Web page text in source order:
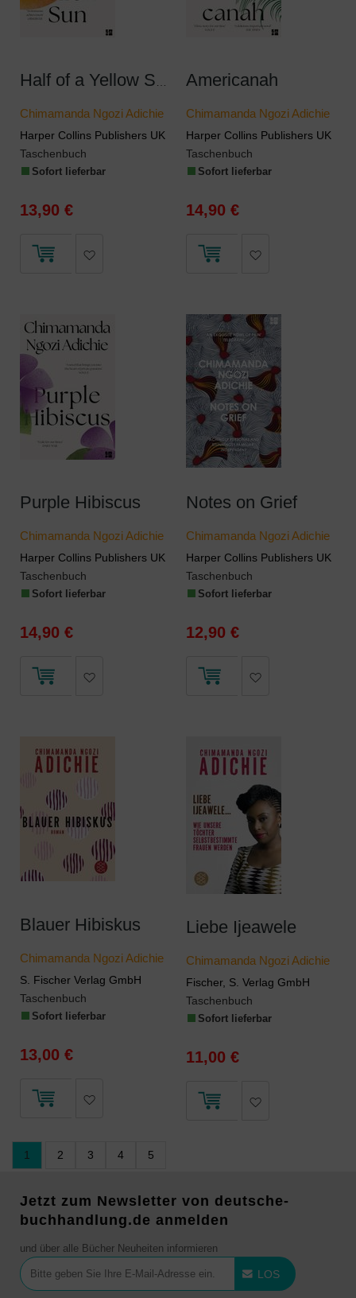
Chimamanda Ngozi Adichie
Harper Collins Publishers UK
Taschenbuch
Sofort lieferbar
13,90 €
Americanah
Chimamanda Ngozi Adichie
Harper Collins Publishers UK
Taschenbuch
Sofort lieferbar
14,90 €
Purple Hibiscus
Chimamanda Ngozi Adichie
Harper Collins Publishers UK
Taschenbuch
Sofort lieferbar
14,90 €
Notes on Grief
Chimamanda Ngozi Adichie
Harper Collins Publishers UK
Taschenbuch
Sofort lieferbar
12,90 €
Blauer Hibiskus
Chimamanda Ngozi Adichie
S. Fischer Verlag GmbH
Taschenbuch
Sofort lieferbar
13,00 €
Liebe Ijeawele
Chimamanda Ngozi Adichie
Fischer, S. Verlag GmbH
Taschenbuch
Sofort lieferbar
11,00 €
1 2 3 4 5
Jetzt zum Newsletter von deutsche-
buchhandlung.de anmelden
und über alle Bücher Neuheiten informieren
LOS